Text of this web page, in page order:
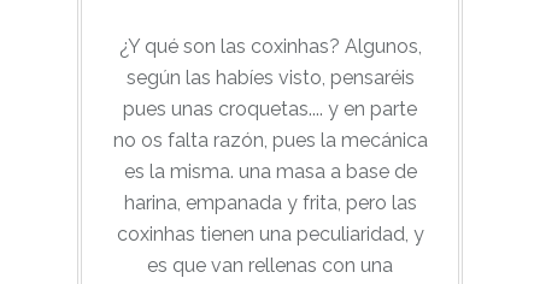
¿Y qué son las coxinhas? Algunos,
según las habíes visto, pensaréis
pues unas croquetas.... y en parte
no os falta razón, pues la mecánica
es la misma. una masa a base de
harina, empanada y frita, pero las
coxinhas tienen una peculiaridad, y
es que van rellenas con una